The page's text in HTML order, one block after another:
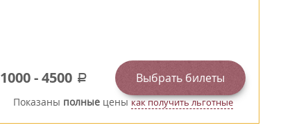
1000-4500 a Выбрать билеты
Показаны полныеценыкак получить льготные